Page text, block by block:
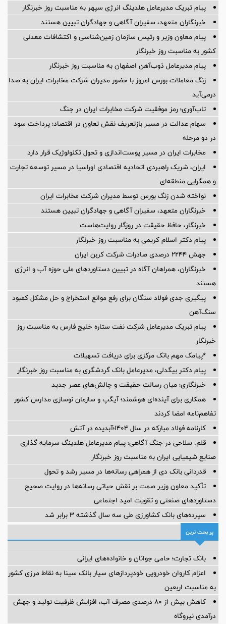
پیام تبریک مدیرعامل هلدینگ انرژی سپهر به مناسبت روز خبرنگار
خبرنگاران متعهد، سفیران آگاهی و جهادگران تبیین هستند
پیام معاون وزیر و رئیس سازمان زمین‌شناسی و اکتشافات معدنی
کشور به مناسبت روز خبرنگار
پیام مدیرعامل ذوب‌آهن اصفهان به مناسبت روز خبرنگار
زنگ معاملات بورس امروز با حضور مدیران شرکت مخابرات ایران به صدا
درمی‌آید
تاب‌آوری؛ رمز موفقیت شرکت مخابرات ایران در جنگ
سهام عدالت در مسیر بازتعریف نقش تعاون در اقتصاد؛ پرداخت سود
در دو مرحله
مخابرات ایران در مسیر پوست‌اندازی و تحول تکنولوژیک قرار دارد
ایران، شریک راهبردی اتحادیه اقتصادی اوراسیا در مسیر توسعه تجارت
و همگرایی منطقه‌ای
نواخته شدن زنگ بورس توسط مدیران شرکت مخابرات ایران
خبرنگاران متعهد، سفیران آگاهی و جهادگران تبیین هستند
خبرنگار، حافظ حقیقت در روزگار روایت‌هاست
پیام دکتر اسلام کریمی به مناسبت روز خبرنگار
جهش ۲۲۴۴ درصدی صادرات شرکت کربن ایران
خبرنگاران، همراهان آگاه در تبیین دستاوردهای ملی حوزه آب و انرژی
هستند
پیگیری جدی فولاد سنگان برای رفع موانع استخراج و حل مشکل کمبود
سنگ‌آهن
پیام تبریک مدیرعامل شرکت نفت ستاره خلیج فارس به مناسبت روز
خبرنگار
*پیامک مهم بانک مرکزی برای دریافت تسهیلات
پیام دکتر بیگدلی، مدیرعامل بانک گردشگری به مناسبت روز خبرنگار
خبرنگاری؛ میان رسالتِ حقیقت و چالش‌های عصر جدید
همکاری برای آینده‌ای هوشمند؛ آیگپ و سازمان نوسازی مدارس کشور
تفاهم‌نامه امضا کردند
کارنامه فولاد مبارکه در سال ۱۴۰۴؛آبدیده در آتش
قلم، سلاحی در جنگ آگاهی؛ پیام مدیرعامل هلدینگ سرمایه گذاری
صنایع شیمیایی ایران به مناسبت روز خبرنگار
قدردانی بانک دی از همراهی رسانه‌ها در مسیر رشد و تحول
تأکید معاون وزیر صمت بر نقش حیاتی رسانه‌ها در روایت صحیح
دستاوردهای صنعتی و تقویت امید اجتماعی
سپرده‌های بانک کشاورزی طی سه سال گذشته ۳ برابر شد
پر بحث ترین
بانک تجارت؛ حامی جوانان و خانواده‌های ایرانی
اعزام کاروان خودرویی خودپردازهای سیار بانک سینا به نقاط مرزی کشور
به مناسبت اربعین
کاهش بیش از ۸۰ درصدی مصرف آب، افزایش ظرفیت تولید و جهش
درآمدی نیروگاه